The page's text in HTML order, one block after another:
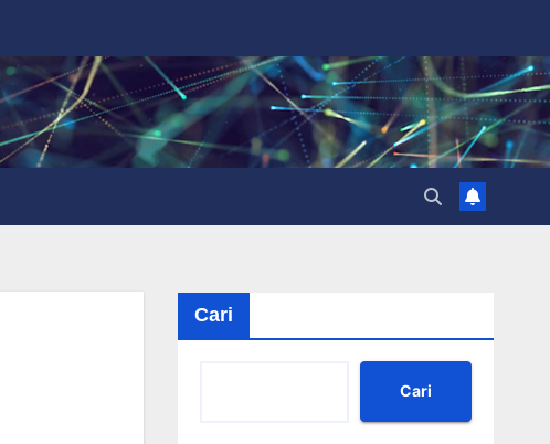
Cari
Cari